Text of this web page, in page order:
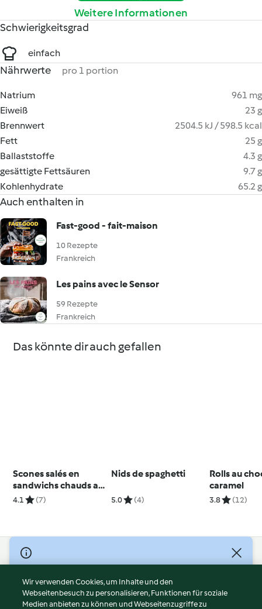
Weitere Informationen
Schwierigkeitsgrad
einfach
Nährwerte pro 1 portion
Natrium
961 mg
Eiweiß
23 g
Brennwert
2504.5 kJ / 598.5 kcal
Fett
25 g
Ballaststoffe
4.3 g
gesättigte Fettsäuren
9.7 g
Kohlenhydrate
65.2 g
Auch enthalten in
Fast-good - fait-maison
10 Rezepte
Frankreich
Les pains avec le Sensor
59 Rezepte
Frankreich
Das könnte dir auch gefallen
Scones salés en
sandwichs chauds au
jambon et fromage
4.1 (7)
Nids de spaghetti
5.0 (4)
Rolls au
caramel
3.8 (12)
© Copyright 2026
Nutzungsbedingungen
Datenschutzrichtlinien
Wir verwenden Cookies, um Inhalte und den
Webseitenbesuch zu personalisieren, Funktionen für soziale
Medien anbieten zu können und Webseitenzugriffe zu